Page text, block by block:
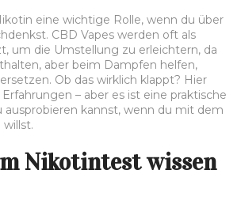
eine wichtige Rolle, wenn du über
CBD Vapes werden oft als
um die Umstellung zu erleichtern, da
aber beim Dampfen helfen,
Ob das wirklich klappt? Hier
– aber es ist eine praktische
ausprobieren kannst, wenn du mit dem
Nikotintest wissen